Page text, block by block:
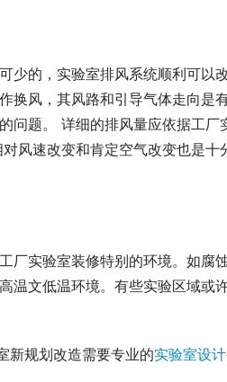
少的，实验室排风系统顺利可以
换风，其风路和引导气体走向是
问题。 详细的排风量应依据工厂
风速改变和肯定空气改变也是十
厂实验室装修特别的环境。如腐
温文低温环境。有些实验区域或
新规划改造需要专业的实验室设计